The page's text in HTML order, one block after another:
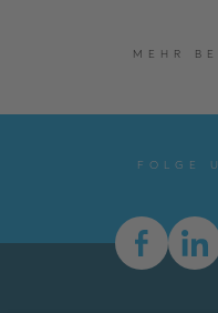
MEHR
FOLGE